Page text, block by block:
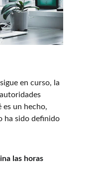
en curso, la
es un hecho,
ha sido definido
las horas